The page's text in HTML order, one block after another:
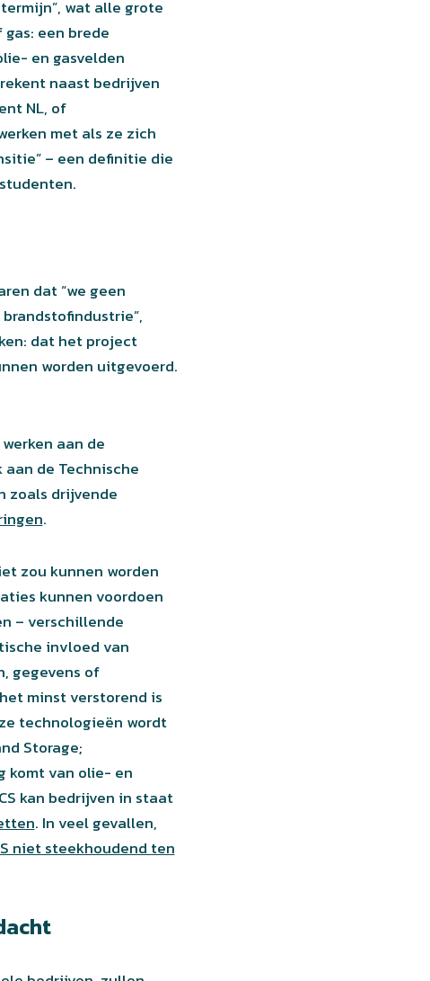
wat alle grote
een brede
en gasvelden
naast bedrijven
NL, of
met als ze zich
– een definitie die
dat “we geen
dat het project
worden uitgevoerd.
aan de
de Technische
zoals drijvende
.
zou kunnen worden
kunnen voordoen
– verschillende
invloed van
gegevens of
minst verstorend is
technologieën wordt
Storage;
komt van olie- en
kan bedrijven in staat
. In veel gevallen,
niet steekhoudend ten